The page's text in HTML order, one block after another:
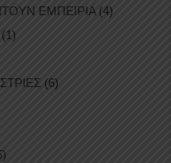
ΕΜΠΕΙΡΙΑ (4)
(1)
(6)